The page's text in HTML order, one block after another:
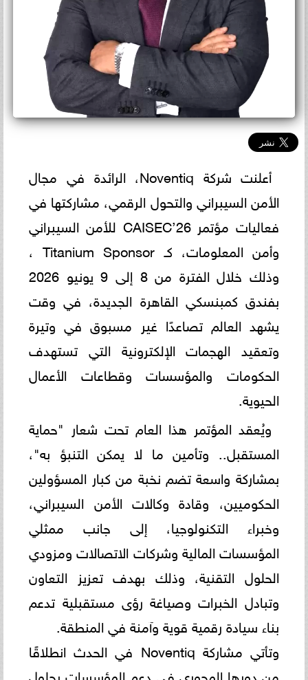
أعلنت شركة Noventiq، الرائدة في مجال
الأمن السيبراني والتحول الرقمي، مشاركتها في
فعاليات مؤتمر CAISEC’26 للأمن السيبراني
وأمن المعلومات، كـ Titanium Sponsor ،
وذلك خلال الفترة من 8 إلى 9 يونيو 2026
بفندق كمبنسكي القاهرة الجديدة، في وقت
يشهد العالم تصاعدًا غير مسبوق في وتيرة
وتعقيد الهجمات الإلكترونية التي تستهدف
الحكومات والمؤسسات وقطاعات الأعمال
الحيوية.
ويُعقد المؤتمر هذا العام تحت شعار "حماية
المستقبل.. وتأمين ما لا يمكن التنبؤ به"،
بمشاركة واسعة تضم نخبة من كبار المسؤولين
الحكوميين، وقادة وكالات الأمن السيبراني،
وخبراء التكنولوجيا، إلى جانب ممثلي
المؤسسات المالية وشركات الاتصالات ومزودي
الحلول التقنية، وذلك بهدف تعزيز التعاون
وتبادل الخبرات وصياغة رؤى مستقبلية تدعم
بناء سيادة رقمية قوية وآمنة في المنطقة.
وتأتي مشاركة Noventiq في الحدث انطلاقًا
من دورها المحوري في دعم المؤسسات بحلول